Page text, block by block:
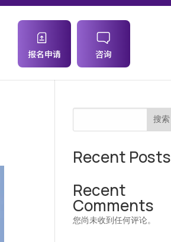
报名申请 咨询
搜索
Recent Posts
Recent
Comments
您尚未收到任何评论。